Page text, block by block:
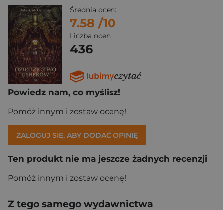
Średnia ocen:
7.58 /10
Liczba ocen:
436
Powiedz nam, co myślisz!
Pomóż innym i zostaw ocenę!
ZALOGUJ SIĘ, ABY DODAĆ OPINIĘ
Ten produkt nie ma jeszcze żadnych recenzji
Pomóż innym i zostaw ocenę!
Z tego samego wydawnictwa